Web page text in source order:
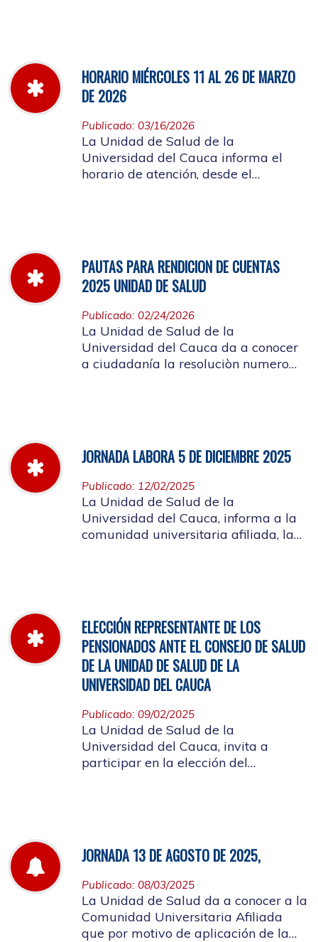
HORARIO MIÉRCOLES 11 AL 26 DE MARZO
DE 2026
Publicado: 03/16/2026
La Unidad de Salud de la
Universidad del Cauca informa el
horario de atención, desde el
PAUTAS PARA RENDICION DE CUENTAS
2025 UNIDAD DE SALUD
Publicado: 02/24/2026
La Unidad de Salud de la
Universidad del Cauca da a conocer
a ciudadanía la resoluciòn numero
JORNADA LABORA 5 DE DICIEMBRE 2025
Publicado: 12/02/2025
La Unidad de Salud de la
Universidad del Cauca, informa a la
comunidad universitaria afiliada, la
ELECCIÓN REPRESENTANTE DE LOS
PENSIONADOS ANTE EL CONSEJO DE SALUD
DE LA UNIDAD DE SALUD DE LA
UNIVERSIDAD DEL CAUCA
Publicado: 09/02/2025
La Unidad de Salud de la
Universidad del Cauca, invita a
participar en la elección del
JORNADA 13 DE AGOSTO DE 2025,
Publicado: 08/03/2025
La Unidad de Salud da a conocer a la
Comunidad Universitaria Afiliada
que por motivo de aplicación de la